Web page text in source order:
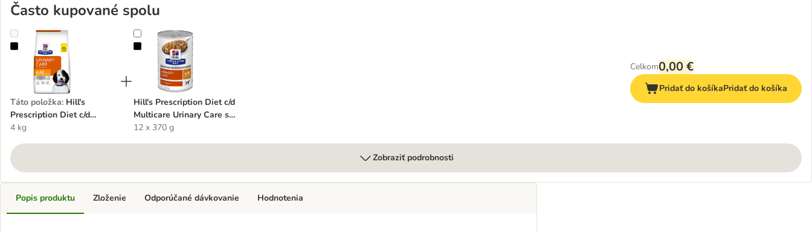
Často kupované spolu
Hill's Prescription Diet c/d Multicare Urinary Care s kuracím
Táto položka: Hill's
Prescription Diet c/d
Multicare Urinary Care s
4 kg
Hill's Prescription Diet c/d Multicare Urinary Care s kuracím
Hill's Prescription Diet c/d
Multicare Urinary Care s
kuracím
12 x 370 g
Celkom0,00 €
Pridať do košíkaPridať do košíka
Zobraziť podrobnosti
Popis produktu Zloženie Odporúčané dávkovanie Hodnotenia